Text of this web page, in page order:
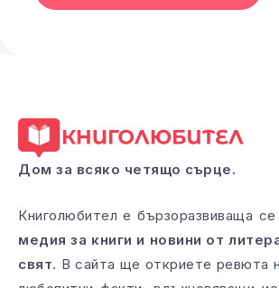
Дом за всяко четящо сърце.
Книголюбител е бързоразвиваща се
медия за книги и новини от
свят. В сайта ще откриете ревюта